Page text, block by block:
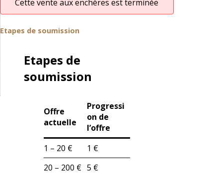
Cette vente aux enchères est terminée
Etapes de soumission
Etapes de
soumission
Offre
actuelle
Progressi
on de
l’offre
1 – 20 €
1 €
20 – 200 € 5 €